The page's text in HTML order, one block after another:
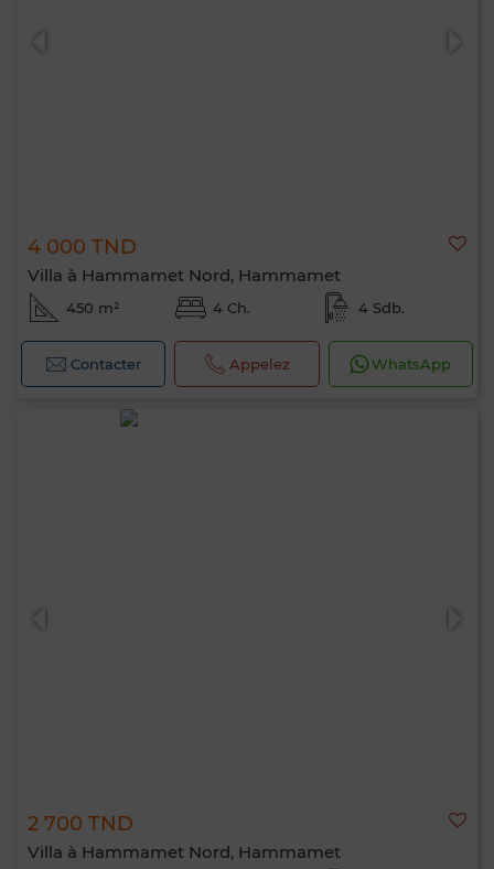
4 000 TND
Villa à Hammamet Nord, Hammamet
450 m² 4 Ch. 4 Sdb.
Contacter Appelez WhatsApp
2 700 TND
Villa à Hammamet Nord, Hammamet